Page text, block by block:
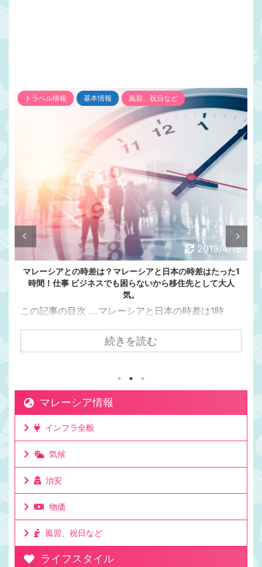
トラベル情報 基本情報 風習、祝日など
2019/4/18
マレーシアとの時差は？マレーシアと日本の時差はたった1
時間！仕事 ビジネスでも困らないから移住先として大人
気。
この記事の目次 ....マレーシアと日本の時差は1時
アラルンプールまで飛行機で7時間かかるけど時差は
1時間。マレーシアが移住先として人気の理由は時差
絡を取りやすい時差。移住して日本と仕事をしてい
る人もたくさんいる理由。ビジネスでリアルタイム
に連絡が取れるのは利点。ミーティングの時間も決
めやすいお昼休みの感覚も大体似た時間なのでわか
けど問題なし。時差としてはたった一時間 ...
続きを読む
マレーシア情報
インフラ全般
気候
治安
物価
風習、祝日など
ライフスタイル